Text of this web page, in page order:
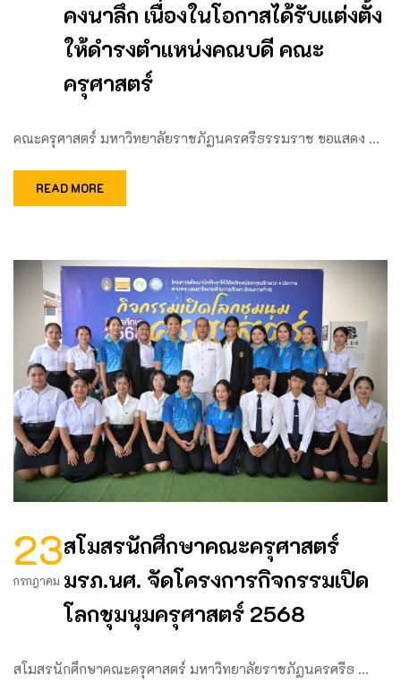
คงนาลึก เนื่องในโอกาสได้รับแต่งตั้ง
ให้ดำรงตำแหน่งคณบดี คณะ
ครุศาสตร์
คณะครุศาสตร์ มหาวิทยาลัยราชภัฏนครศรีธรรมราช ขอแสดง …
READ MORE
23
กรกฎาคม
สโมสรนักศึกษาคณะครุศาสตร์
มรภ.นศ. จัดโครงการกิจกรรมเปิด
โลกชุมนุมครุศาสตร์ 2568
สโมสรนักศึกษาคณะครุศาสตร์ มหาวิทยาลัยราชภัฏนครศรีธ …